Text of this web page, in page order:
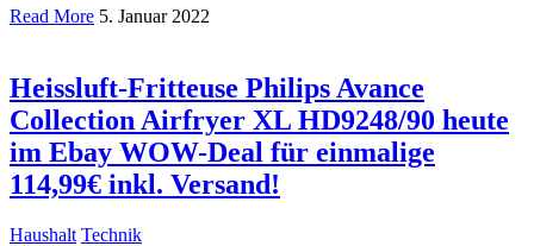
Read More 5. Januar 2022
Heissluft-Fritteuse Philips Avance
Collection Airfryer XL HD9248/90 heute
im Ebay WOW-Deal für einmalige
114,99€ inkl. Versand!
Haushalt Technik